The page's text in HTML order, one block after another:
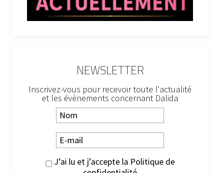
NEWSLETTER
Inscrivez-vous pour recevoir toute l'actualité
et les évènements concernant Dalida
J’ai lu et j’accepte la Politique de